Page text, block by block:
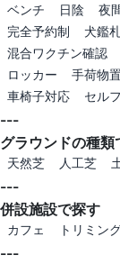
ベンチ
日陰 夜
完全予約制
犬鑑
混合ワクチン確認
ロッカー
手荷物
車椅子対応
セル
---
グラウンドの種類
天然芝 人工芝
---
併設施設で探す
カフェ トリミン
---